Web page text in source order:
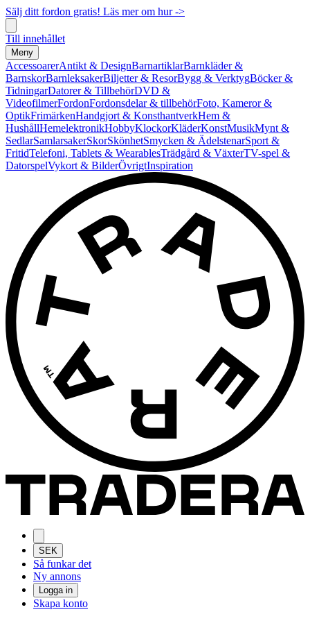
Sälj ditt fordon gratis! Läs mer om hur ->
Till innehållet
Meny
AccessoarerAntikt & DesignBarnartiklarBarnkläder &
BarnskorBarnleksakerBiljetter & ResorBygg & VerktygBöcker &
TidningarDatorer & TillbehörDVD &
VideofilmerFordonFordonsdelar & tillbehörFoto, Kameror &
OptikFrimärkenHandgjort & KonsthantverkHem &
HushållHemelektronikHobbyKlockorKläderKonstMusikMynt &
SedlarSamlarsakerSkorSkönhetSmycken & ÄdelstenarSport &
FritidTelefoni, Tablets & WearablesTrädgård & VäxterTV-spel &
DatorspelVykort & BilderÖvrigtInspiration
SEK
Så funkar det
Ny annons
Logga in
Skapa konto